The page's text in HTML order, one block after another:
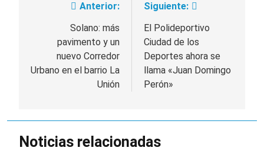
Navegación
entradas
Anterior:
Solano: más
pavimento y un
nuevo Corredor
Urbano en el barrio La
Unión
Siguiente:
El Polideportivo
Ciudad de los
Deportes ahora se
llama «Juan Domingo
Perón»
Noticias relacionadas